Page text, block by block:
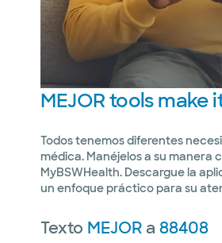
MEJORtools make
Todos tenemos diferentes
médica. Manéjelos a su manera
MyBSWHealth. Descargue la
un enfoque práctico para su
Texto MEJORa88408